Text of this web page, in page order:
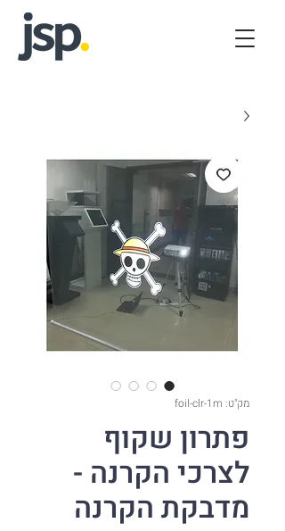
מק"ט: foil-clr-1m
פתרון שקוף
לצרכי הקרנה -
מדבקת הקרנה